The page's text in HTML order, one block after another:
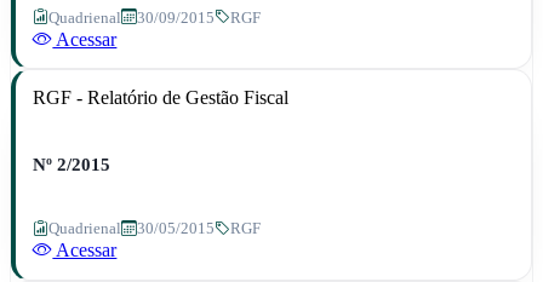
Quadrienal 30/09/2015 RGF
Acessar
RGF - Relatório de Gestão Fiscal
Nº 2/2015
Quadrienal 30/05/2015 RGF
Acessar